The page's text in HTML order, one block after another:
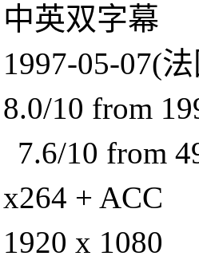
双字幕
05-07(
10 from
10 from
+ ACC
x 1080